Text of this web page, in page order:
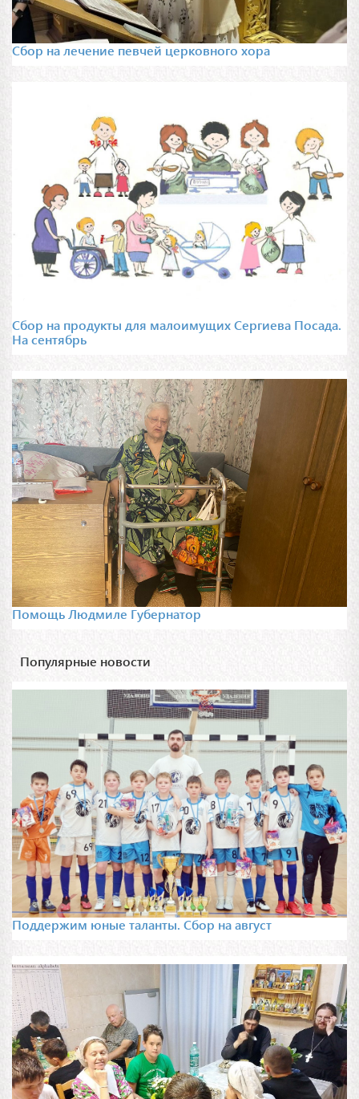
Сбор на лечение певчей церковного хора
Сбор на продукты для малоимущих Сергиева Посада.
На сентябрь
Помощь Людмиле Губернатор
Популярные новости
Поддержим юные таланты. Сбор на август